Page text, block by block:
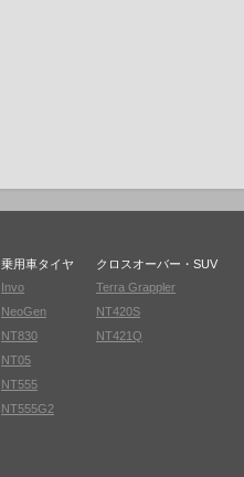
乗用車タイヤ
Invo
NeoGen
NT830
NT05
NT555
NT555G2
クロスオーバー・SUV
Terra Grappler
NT420S
NT421Q